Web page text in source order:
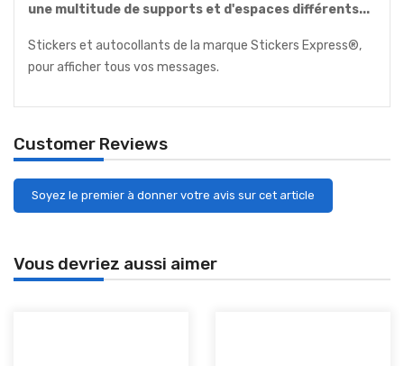
une multitude de supports et d'espaces différents...
Stickers et autocollants de la marque Stickers Express®,
pour afficher tous vos messages.
Customer Reviews
Soyez le premier à donner votre avis sur cet article
Vous devriez aussi aimer